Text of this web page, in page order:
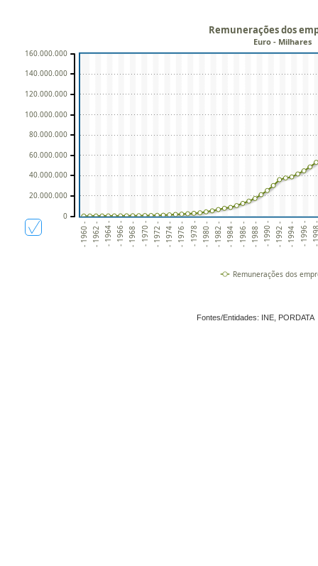
- 1960 - - 1962 - - 1964 - - 1966 - - 1968 - - 1970 - - 1972 - - 1974 - - 1976 - - 1978 - - 1980 - - 1982 - - 1984 - - 1986 - - 1988 - - 1990 - - 1992 - - 1994 - - 1996 - -
Remunerações dos
Euro - Milhares
0
20.000.000
40.000.000
60.000.000
80.000.000
100.000.000
120.000.000
140.000.000
160.000.000
Remunerações dos
Fontes/Entidades: INE, PORDATA